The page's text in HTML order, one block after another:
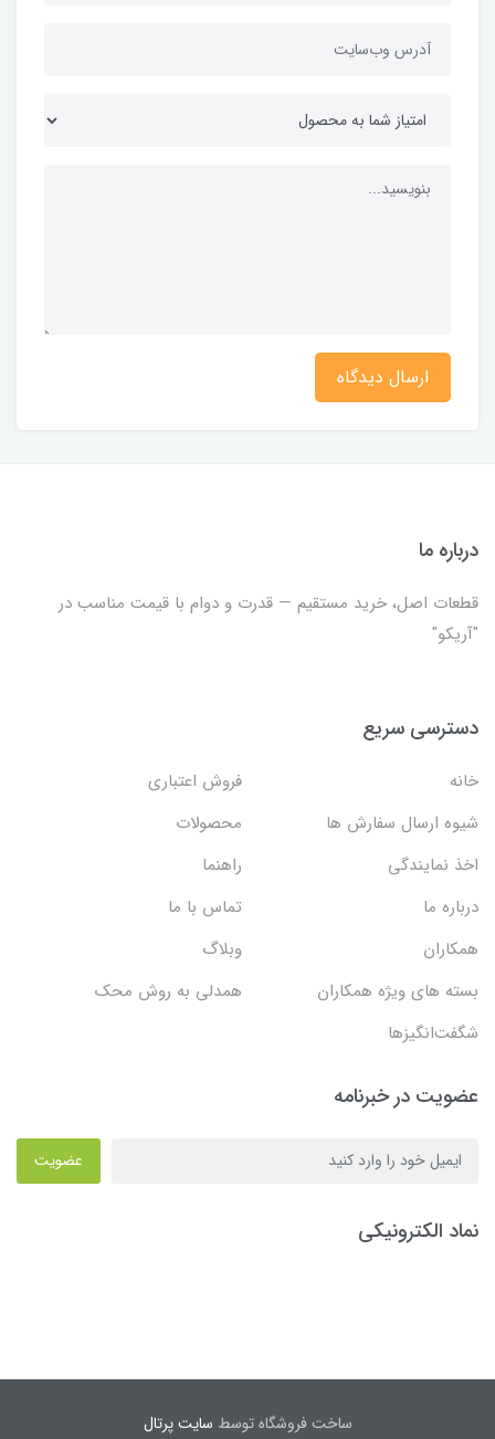
ارسال دیدگاه
درباره ما
قطعات اصل، خرید مستقیم — قدرت و دوام با قیمت مناسب در
"آریکو"
دسترسی سریع
خانه
فروش اعتباری
شیوه ارسال سفارش ها
محصولات
اخذ نمایندگی
راهنما
درباره ما
تماس با ما
همکاران
وبلاگ
بسته های ویژه همکاران
همدلی به روش محک
شگفت‌انگیزها
عضویت در خبرنامه
عضویت
نماد الکترونیکی
ساخت فروشگاه توسط سایت پرتال